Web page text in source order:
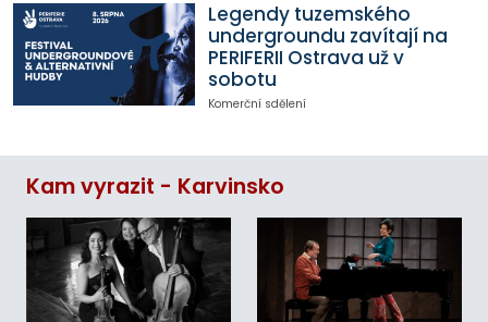
Legendy tuzemského
undergroundu zavítají na
PERIFERII Ostrava už v
sobotu
Komerční sdělení
Kam vyrazit - Karvinsko